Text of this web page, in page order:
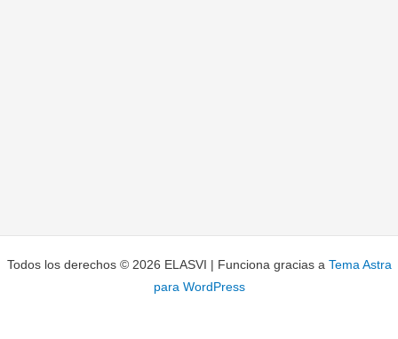
Todos los derechos © 2026 ELASVI | Funciona gracias a Tema Astra
para WordPress